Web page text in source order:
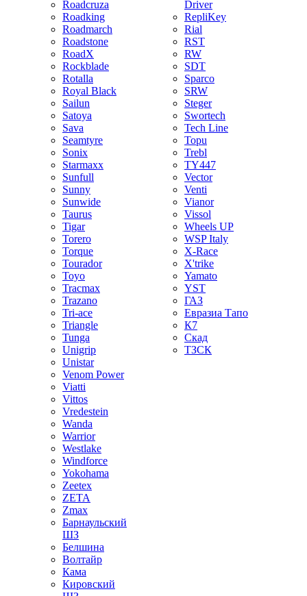
Roadcruza
Roadking
Roadmarch
Roadstone
RoadX
Rockblade
Rotalla
Royal Black
Sailun
Satoya
Sava
Seamtyre
Sonix
Starmaxx
Sunfull
Sunny
Sunwide
Taurus
Tigar
Torero
Torque
Tourador
Toyo
Tracmax
Trazano
Tri-ace
Triangle
Tunga
Unigrip
Unistar
Venom Power
Viatti
Vittos
Vredestein
Wanda
Warrior
Westlake
Windforce
Yokohama
Zeetex
ZETA
Zmax
Барнаульский
ШЗ
Белшина
Волтайр
Кама
Кировский
Driver
RepliKey
Rial
RST
RW
SDT
Sparco
SRW
Steger
Swortech
Tech Line
Topu
Trebl
TY447
Vector
Venti
Vianor
Vissol
Wheels UP
WSP Italy
X-Race
X'trike
Yamato
YST
ГАЗ
Евразиа Тапо
К7
Скад
ТЗСК